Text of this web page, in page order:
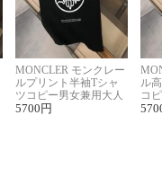
MONCLER モンクレー
ルプリント半袖Tシャ
ツコピー男女兼用大人
可愛い春夏コーデ
5700 円
ル
コ
ィ